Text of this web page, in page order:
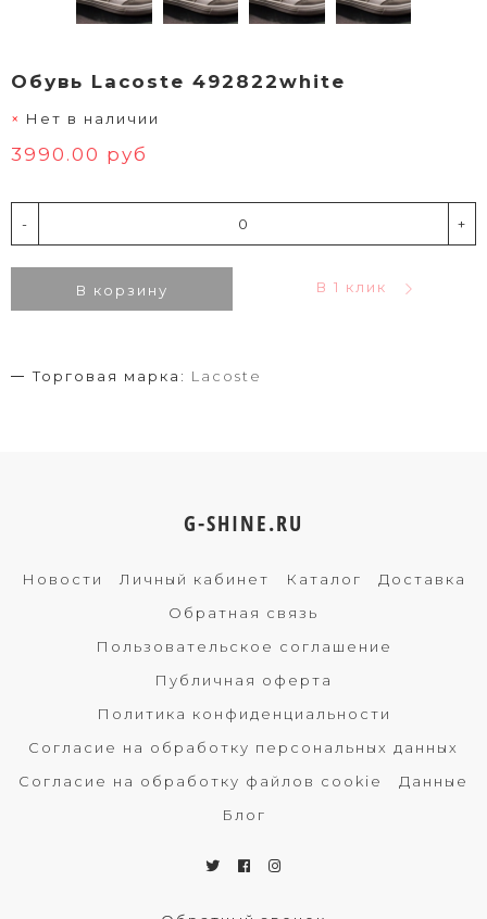
Обувь Lacoste 492822white
Нет в наличии
3990.00 руб
- +
В корзину В 1 клик
Торговая марка: Lacoste
G-SHINE.RU
Новости Личный кабинет Каталог
Доставка
Обратная связь
Пользовательское соглашение
Публичная оферта
Политика конфиденциальности
Согласие на обработку персональных данных
Согласие на обработку файлов cookie
Данные
Блог